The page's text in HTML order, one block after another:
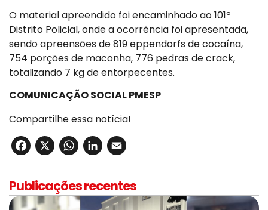
O material apreendido foi encaminhado ao 101º
Distrito Policial, onde a ocorrência foi apresentada,
sendo apreensões de 819 eppendorfs de cocaína,
754 porções de maconha, 776 pedras de crack,
totalizando 7 kg de entorpecentes.
COMUNICAÇÃO SOCIAL PMESP
Compartilhe essa notícia!
Facebook
X WhatsApp
LinkedIn
Publicações recentes